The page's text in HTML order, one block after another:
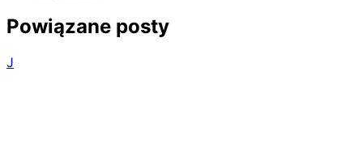
Powiązane posty
J